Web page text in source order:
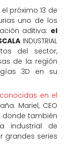
próximo 13 de
uno de los
aditiva: el
INDUSTRIAL
del sector,
de la región
3D en su
en el
Mariel, CEO
donde también
industrial de
grandes series